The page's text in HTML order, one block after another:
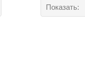
Показать: